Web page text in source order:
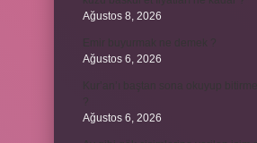
Ağustos 8, 2026
Ağustos 6, 2026
Ağustos 6, 2026